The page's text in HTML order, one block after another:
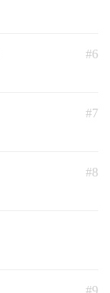
#6
#7
#8
#9